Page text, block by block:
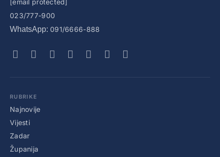
023/777-900
WhatsApp: 091/6666-888
RUBRIKE
Najnovije
Vijesti
Zadar
Županija